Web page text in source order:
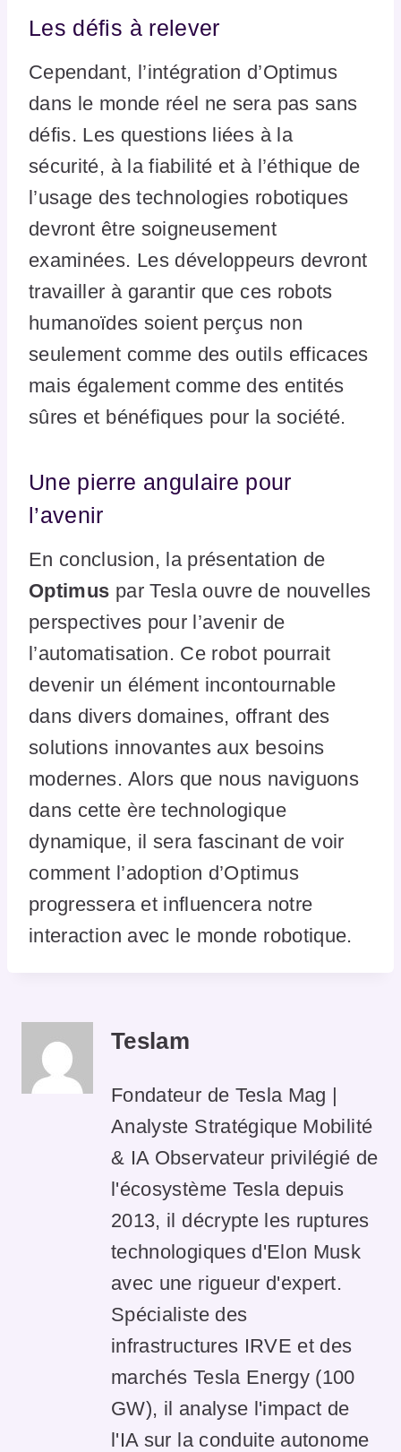
Les défis à relever
Cependant, l’intégration d’Optimus
dans le monde réel ne sera pas sans
défis. Les questions liées à la
sécurité, à la fiabilité et à l’éthique de
l’usage des technologies robotiques
devront être soigneusement
examinées. Les développeurs devront
travailler à garantir que ces robots
humanoïdes soient perçus non
seulement comme des outils efficaces
mais également comme des entités
sûres et bénéfiques pour la société.
Une pierre angulaire pour
l’avenir
En conclusion, la présentation de
Optimus par Tesla ouvre de nouvelles
perspectives pour l’avenir de
l’automatisation. Ce robot pourrait
devenir un élément incontournable
dans divers domaines, offrant des
solutions innovantes aux besoins
modernes. Alors que nous naviguons
dans cette ère technologique
dynamique, il sera fascinant de voir
comment l’adoption d’Optimus
progressera et influencera notre
interaction avec le monde robotique.
Teslam
Fondateur de Tesla Mag |
Analyste Stratégique Mobilité
& IA Observateur privilégié de
l'écosystème Tesla depuis
2013, il décrypte les ruptures
technologiques d'Elon Musk
avec une rigueur d'expert.
Spécialiste des
infrastructures IRVE et des
marchés Tesla Energy (100
GW), il analyse l'impact de
l'IA sur la conduite autonome